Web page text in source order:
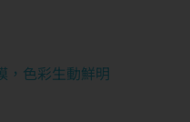
色彩生動鮮明